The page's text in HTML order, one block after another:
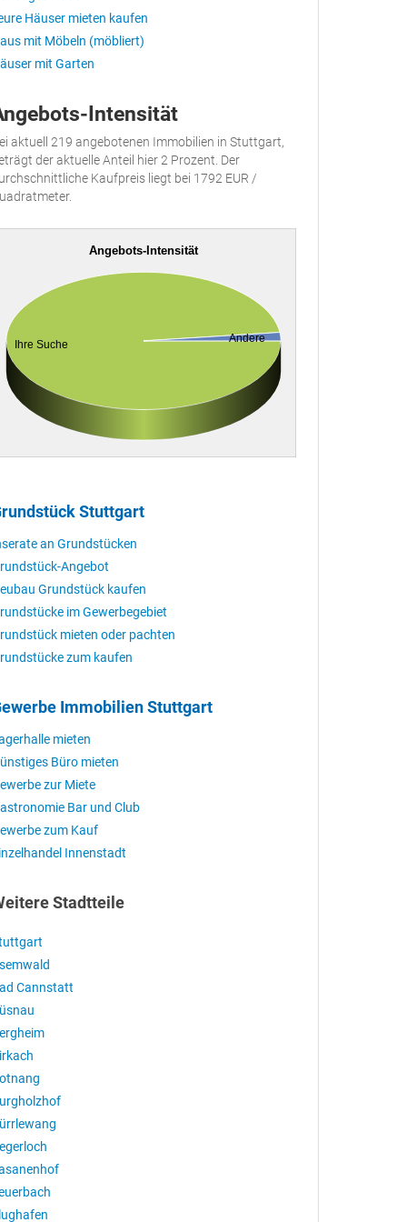
Häuser mieten kaufen
mit Möbeln (möbliert)
mit Garten
Intensität
aktuell 219 angebotenen Immobilien in Stuttgart,
der aktuelle Anteil hier 2 Prozent. Der
Kaufpreis liegt bei 1792 EUR /
Angebots-Intensität
Ihre Suche
Andere
Stuttgart
an Grundstücken
Angebot
Grundstück kaufen
im Gewerbegebiet
mieten oder pachten
zum kaufen
Immobilien Stuttgart
mieten
Büro mieten
zur Miete
Bar und Club
zum Kauf
Innenstadt
Stadtteile
Cannstatt